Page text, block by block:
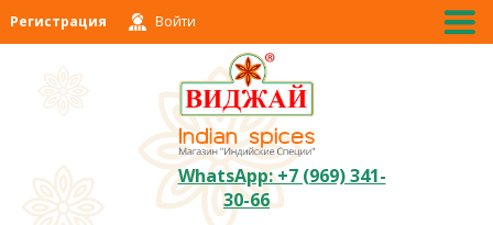
Регистрация Войти
WhatsApp: +7 (969) 341-
30-66